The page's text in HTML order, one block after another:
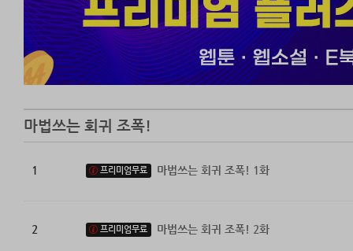
마법쓰는 회귀 조폭!
1 프리미엄무료 마법쓰는 회귀 조폭! 1화
2 프리미엄무료 마법쓰는 회귀 조폭! 2화